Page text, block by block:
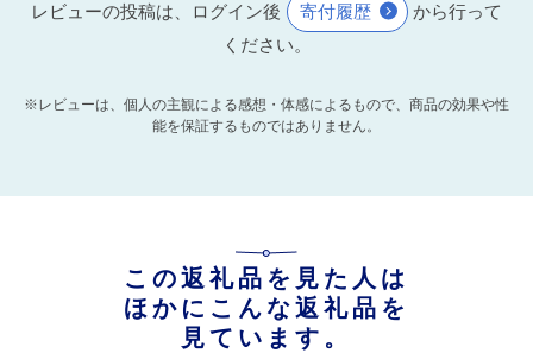
レビューの投稿は、ログイン後 寄付履歴
から行って
ください。
※レビューは、個人の主観による感想・体感によるもので、商品の効果や性
能を保証するものではありません。
この返礼品を見た人は
ほかにこんな返礼品を
見ています。